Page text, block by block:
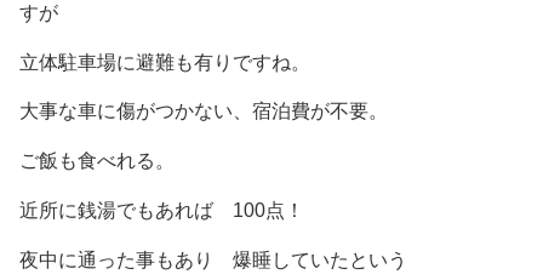
すが
立体駐車場に避難も有りですね。
大事な車に傷がつかない、宿泊費が不要。
ご飯も食べれる。
近所に銭湯でもあれば 100点！
夜中に通った事もあり 爆睡していたという